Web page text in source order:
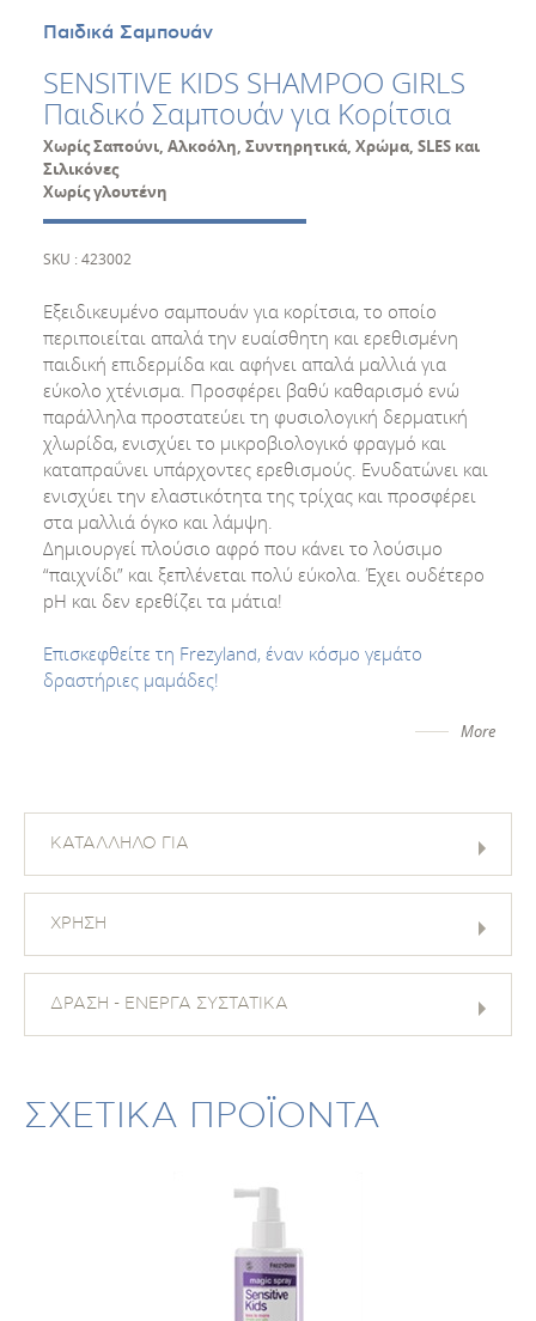
Παιδικά Σαμπουάν
SENSITIVE KIDS SHAMPOO GIRLS
Παιδικό Σαμπουάν για Κορίτσια
Χωρίς Σαπούνι, Αλκοόλη, Συντηρητικά, Χρώμα, SLES και
Σιλικόνες
Χωρίς γλουτένη
SKU : 423002
Εξειδικευμένο σαμπουάν για κορίτσια, το οποίο
περιποιείται απαλά την ευαίσθητη και ερεθισμένη
παιδική επιδερμίδα και αφήνει απαλά μαλλιά για
εύκολο χτένισμα. Προσφέρει βαθύ καθαρισμό ενώ
παράλληλα προστατεύει τη φυσιολογική δερματική
χλωρίδα, ενισχύει το μικροβιολογικό φραγμό και
καταπραΰνει υπάρχοντες ερεθισμούς. Ενυδατώνει και
ενισχύει την ελαστικότητα της τρίχας και προσφέρει
στα μαλλιά όγκο και λάμψη.
Δημιουργεί πλούσιο αφρό που κάνει το λούσιμο
“παιχνίδι” και ξεπλένεται πολύ εύκολα. Έχει ουδέτερο
pH και δεν ερεθίζει τα μάτια!
Επισκεφθείτε τη Frezyland, έναν κόσμο γεμάτο
δραστήριες μαμάδες!
More
ΚΑΤΑΛΛΗΛΟ ΓΙΑ
ΧΡΗΣΗ
ΔΡΑΣΗ - ΕΝΕΡΓΑ ΣΥΣΤΑΤΙΚΑ
ΣΧΕΤΙΚΑ ΠΡΟΪΟΝΤΑ